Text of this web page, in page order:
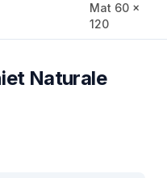
Mat 60 x
120
Naturale